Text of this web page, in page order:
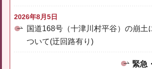
2026年8月5日
国道168号（十津川村平谷）の崩土
ついて(迂回路有り)
緊急